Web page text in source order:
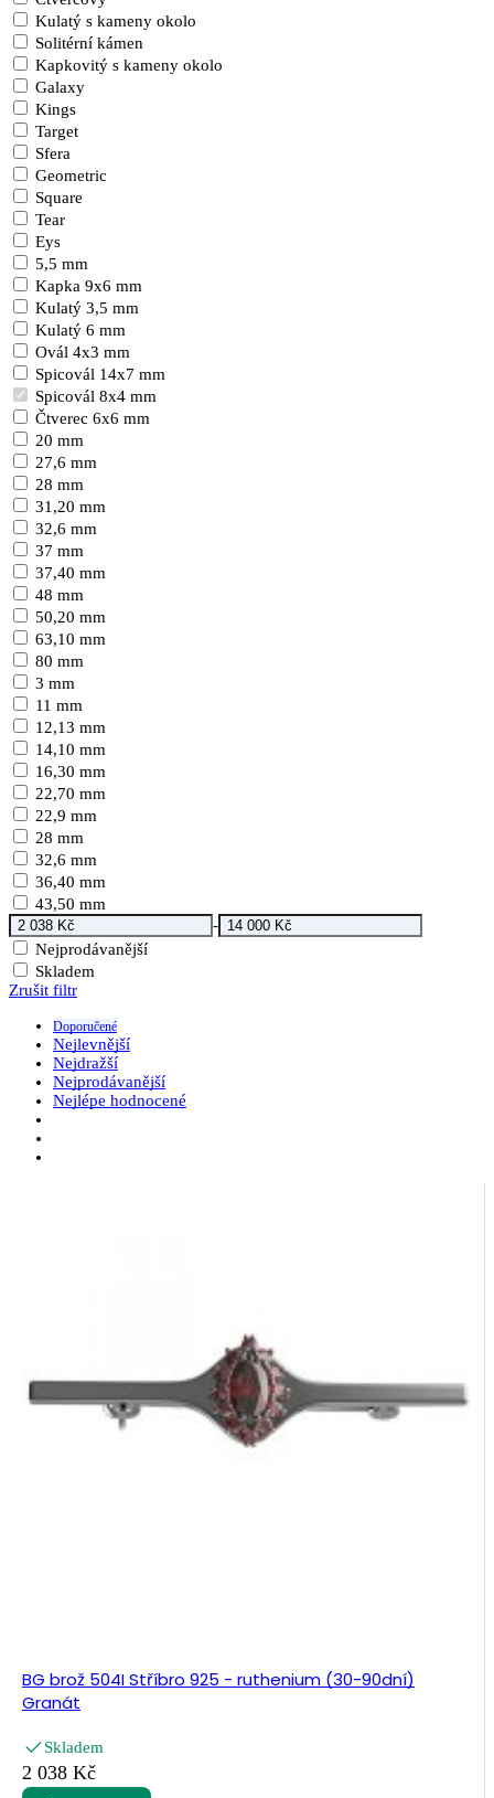
Kulatý s kameny okolo
Solitérní kámen
Kapkovitý s kameny okolo
Galaxy
Kings
Target
Sfera
Geometric
Square
Tear
Eys
5,5 mm
Kapka 9x6 mm
Kulatý 3,5 mm
Kulatý 6 mm
Ovál 4x3 mm
Spicovál 14x7 mm
Spicovál 8x4 mm
Čtverec 6x6 mm
20 mm
27,6 mm
28 mm
31,20 mm
32,6 mm
37 mm
37,40 mm
48 mm
50,20 mm
63,10 mm
80 mm
3 mm
11 mm
12,13 mm
14,10 mm
16,30 mm
22,70 mm
22,9 mm
28 mm
32,6 mm
36,40 mm
43,50 mm
-
Nejprodávanější
Skladem
Zrušit filtr
Doporučené
Nejlevnější
Nejdražší
Nejprodávanější
Nejlépe hodnocené
BG brož 504I Stříbro 925 - ruthenium (30-90dní)
Granát
Skladem
2 038 Kč